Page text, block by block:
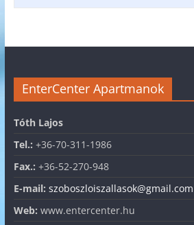
EnterCenter Apartmanok
Tóth Lajos
Tel.: +36-70-311-1986
Fax.: +36-52-270-948
E-mail: szoboszloiszallasok@gmail.com
Web: www.entercenter.hu